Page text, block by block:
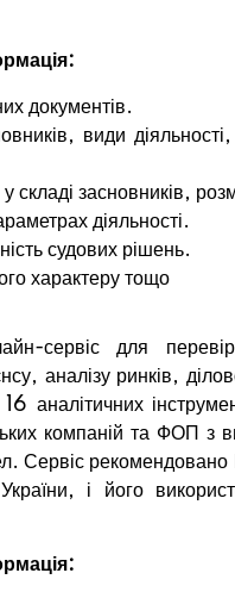
документів.
види діяльності,
складі засновників,
діяльності.
судових рішень.
характеру тощо
сервіс для
аналізу ринків,
аналітичних
компаній та ФОП з
Сервіс
і його